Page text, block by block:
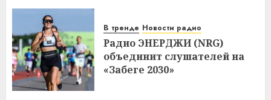
В тренде Новости радио
Радио ЭНЕРДЖИ (NRG)
объединит слушателей на
«Забеге 2030»